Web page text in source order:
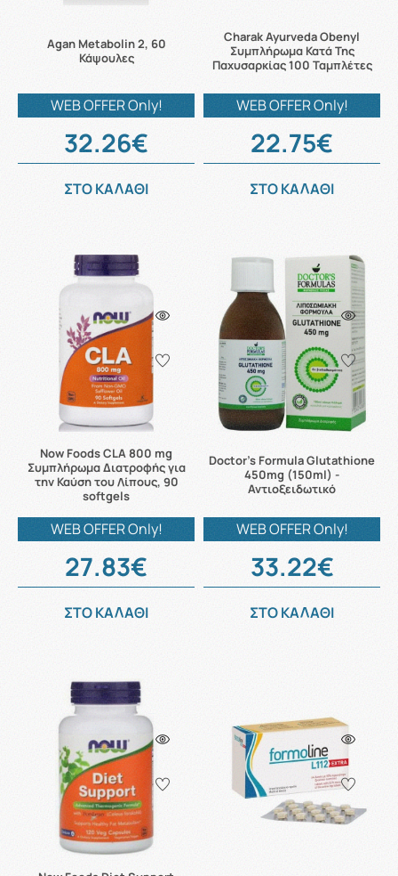
Agan Metabolin 2, 60
Κάψουλες
WEB OFFER Only!
32.26€
ΣΤΟ ΚΑΛΑΘΙ
Charak Ayurveda Obenyl
Συμπλήρωμα Κατά Της
Παχυσαρκίας 100 Ταμπλέτες
WEB OFFER Only!
22.75€
ΣΤΟ ΚΑΛΑΘΙ
Now Foods CLA 800 mg
Συμπλήρωμα Διατροφής για
την Καύση του Λίπους, 90
softgels
WEB OFFER Only!
27.83€
ΣΤΟ ΚΑΛΑΘΙ
Doctor's Formula Glutathione
450mg (150ml) -
Αντιοξειδωτικό
WEB OFFER Only!
33.22€
ΣΤΟ ΚΑΛΑΘΙ